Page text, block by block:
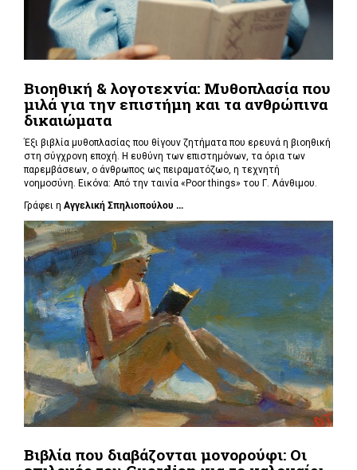
Βιοηθική & λογοτεχνία: Μυθοπλασία που
μιλά για την επιστήμη και τα ανθρώπινα
δικαιώματα
Έξι βιβλία μυθοπλασίας που θίγουν ζητήματα που ερευνά η βιοηθική
στη σύγχρονη εποχή. Η ευθύνη των επιστημόνων, τα όρια των
παρεμβάσεων, ο άνθρωπος ως πειραματόζωο, η τεχνητή
νοημοσύνη. Εικόνα: Από την ταινία «Poor things» του Γ. Λάνθιμου.
Γράφει η Αγγελική Σπηλιοπούλου ...
Βιβλία που διαβάζονται μονορούφι: Οι